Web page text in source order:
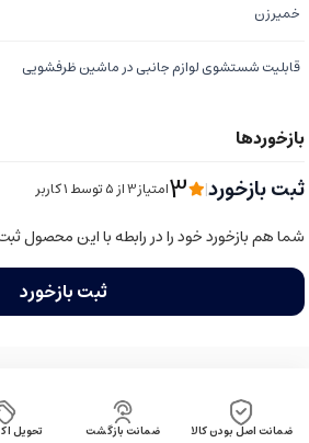
خمیرزن
قابلیت شستشوی لوازم جانبی در ماشین ظرفشویی
ثبت بازخورد|
3امتیاز3 از ۵ توسط 1 کاربر
شما هم بازخورد خود را در رابطه با این محصول
ثبت بازخورد
ضمانت اصل بودن کالا ضمانت بازگشت تحویل